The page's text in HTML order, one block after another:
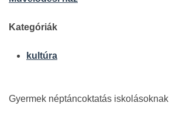
Kategóriák
kultúra
Gyermek néptáncoktatás iskolásoknak